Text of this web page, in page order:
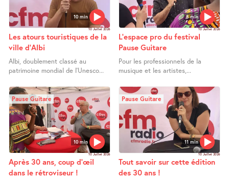
10 min
10 Juillet 2026
Les atours touristiques de la
ville d’Albi
Albi, doublement classé au
patrimoine mondial de l’Unesco...
8 min
10 Juillet 2026
L’espace pro du festival
Pause Guitare
Pour les professionnels de la
musique et les artistes,...
10 min
Pause Guitare
10 Juillet 2026
Après 30 ans, coup d’œil
dans le rétroviseur !
11 min
Pause Guitare
10 Juillet 2026
Tout savoir sur cette édition
des 30 ans !